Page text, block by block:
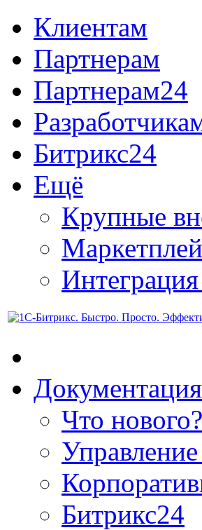
Клиентам
Партнерам
Партнерам24
Битрикс24
Ещё
Крупные
Документация
Что нового?
Битрикс24